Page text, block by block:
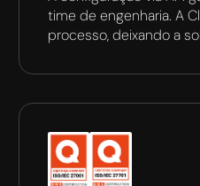
time de engenharia. A
processo, deixando a